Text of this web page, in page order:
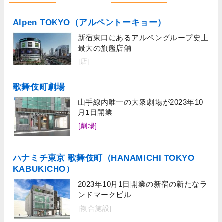
Alpen TOKYO（アルペントーキョー）
新宿東口にあるアルペングループ史上
最大の旗艦店舗
[店]
歌舞伎町劇場
山手線内唯一の大衆劇場が2023年10
月1日開業
[劇場]
ハナミチ東京 歌舞伎町（HANAMICHI TOKYO
KABUKICHO）
2023年10月1日開業の新宿の新たなラ
ンドマークビル
[複合施設]